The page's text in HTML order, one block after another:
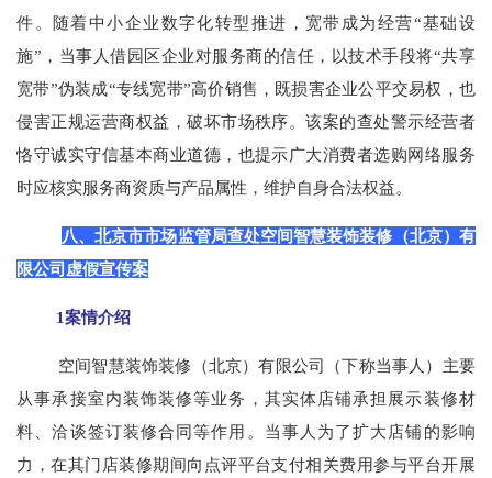
件。随着中小企业数字化转型推进，宽带成为经营“基础设
施”，当事人借园区企业对服务商的信任，以技术手段将“共享
宽带”伪装成“专线宽带”高价销售，既损害企业公平交易权，也
侵害正规运营商权益，破坏市场秩序。该案的查处警示经营者
恪守诚实守信基本商业道德，也提示广大消费者选购网络服务
时应核实服务商资质与产品属性，维护自身合法权益。
八、北京市市场监管局查处空间智慧装饰装修（北京）有
限公司虚假宣传案
1案情介绍
空间智慧装饰装修（北京）有限公司（下称当事人）主要
从事承接室内装饰装修等业务，其实体店铺承担展示装修材
料、洽谈签订装修合同等作用。当事人为了扩大店铺的影响
力，在其门店装修期间向点评平台支付相关费用参与平台开展